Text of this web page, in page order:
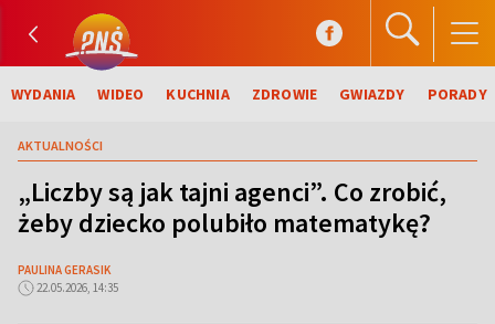
WYDANIA WIDEO KUCHNIA ZDROWIE GWIAZDY PORADY
AKTUALNOŚCI
„Liczby są jak tajni agenci”. Co zrobić,
żeby dziecko polubiło matematykę?
PAULINA GERASIK
22.05.2026, 14:35